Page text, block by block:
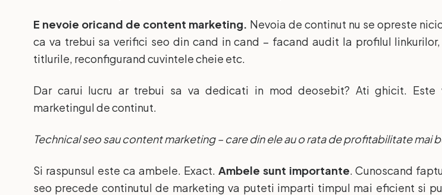
E nevoie oricand de content marketing. Nevoia de continut nu se opreste
ca va trebui sa verifici seo din cand in cand – facand audit la profilul
titlurile, reconfigurand cuvintele cheie etc.
Dar carui lucru ar trebui sa va dedicati in mod deosebit? Ati ghicit. Este
marketingul de continut.
Technical seo sau content marketing – care din ele au o rata de profitabilitate mai
Si raspunsul este ca ambele. Exact. Ambele sunt importante. Cunoscand
seo precede continutul de marketing va puteti imparti timpul mai eficient si